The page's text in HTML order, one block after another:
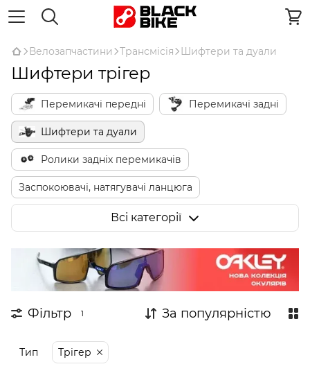
Велозапчастини Трансмісія Шифтери та дуали
Шифтери трігер
Перемикачі передні Перемикачі задні
Шифтери та дуали
Ролики задніх перемикачів
Заспокоювачі, натягувачі ланцюга
Комплектуючі для електронної трансмісії
Тримачі перемикача
Всі категорії
Фільтр 1 За популярністю
Тип Трігер